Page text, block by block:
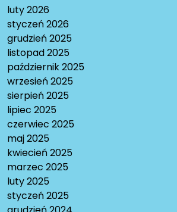
luty 2026
styczeń 2026
grudzień 2025
listopad 2025
październik 2025
wrzesień 2025
sierpień 2025
lipiec 2025
czerwiec 2025
maj 2025
kwiecień 2025
marzec 2025
luty 2025
styczeń 2025